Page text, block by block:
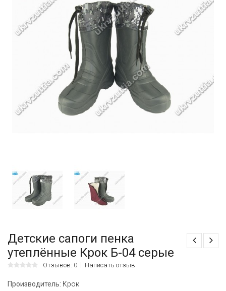
Детские сапоги пенка
утеплённые Крок Б-04 серые
Отзывов: 0 Написать отзыв
Производитель: Крок